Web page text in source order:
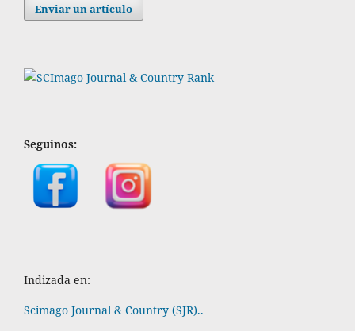
Enviar un artículo
Seguinos:
Indizada en:
Scimago Journal & Country (SJR)..